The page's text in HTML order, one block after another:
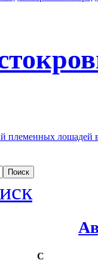
лошадей
С